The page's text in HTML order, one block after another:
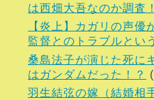
は西畑大吾なのか調査！
【炎上】カガリの声優
監督とのトラブルとい
桑島法子が演じた死に
はガンダムだった！？
羽生結弦の嫁（結婚相